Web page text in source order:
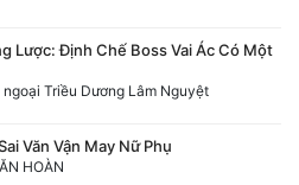
Lược: Định Chế Boss Vai Ác Có Một
Triều Dương Lâm Nguyệt
Văn Vận May Nữ Phụ
HOÀN